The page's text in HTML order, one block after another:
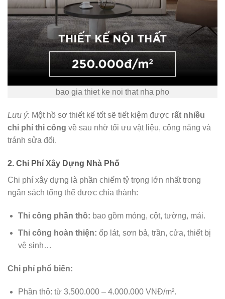
bao gia thiet ke noi that nha pho
Lưu ý: Một hồ sơ thiết kế tốt sẽ tiết kiệm được rất nhiều
chi phí thi công về sau nhờ tối ưu vật liệu, công năng và
tránh sửa đổi.
2. Chi Phí Xây Dựng Nhà Phố
Chi phí xây dựng là phần chiếm tỷ trọng lớn nhất trong
ngân sách tổng thể được chia thành:
Thi công phần thô: bao gồm móng, cột, tường, mái.
Thi công hoàn thiện: ốp lát, sơn bả, trần, cửa, thiết bị
vệ sinh…
Chi phí phổ biến:
Phần thô: từ 3.500.000 – 4.000.000 VNĐ/m².